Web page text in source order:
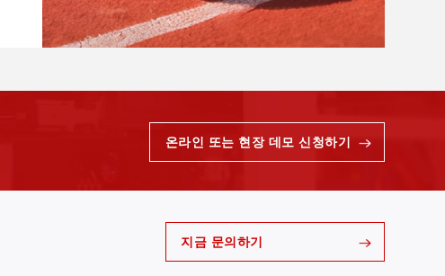
온라인 또는 현장 데모 신청하기
지금 문의하기